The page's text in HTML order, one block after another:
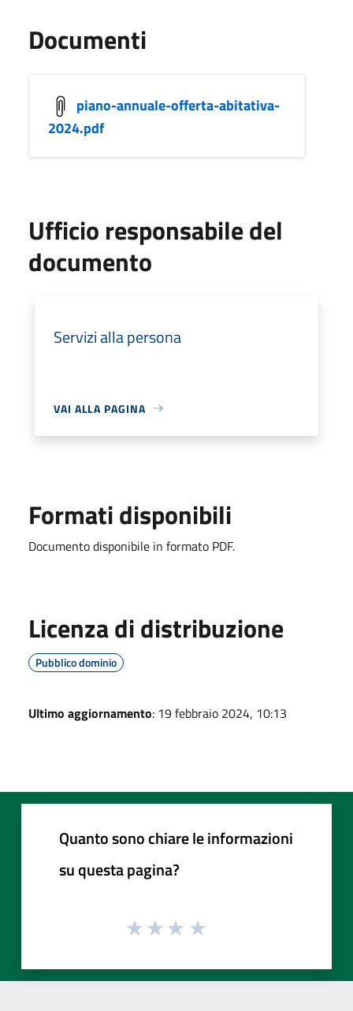
Documenti
piano-annuale-offerta-abitativa-
2024.pdf
Ufficio responsabile del
documento
Servizi alla persona
VAI ALLA PAGINA
Formati disponibili
Documento disponibile in formato PDF.
Licenza di distribuzione
Pubblico dominio
Ultimo aggiornamento: 19 febbraio 2024, 10:13
Quanto sono chiare le informazioni
su questa pagina?